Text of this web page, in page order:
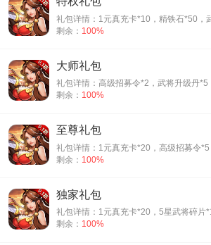
剩余： 100%
大师礼包
礼包详情：高级招募令*2，武将升级丹*5
剩余： 100%
至尊礼包
剩余： 100%
独家礼包
剩余： 100%